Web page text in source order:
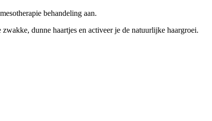
behandeling aan.
dunne haartjes en activeer je de natuurlijke haargroei.